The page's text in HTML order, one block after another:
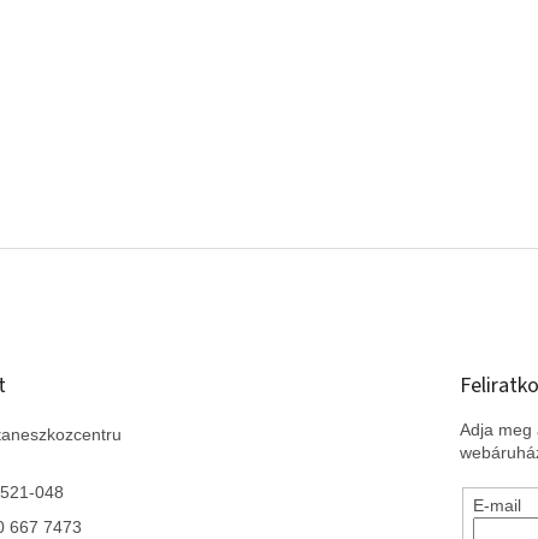
048
667 7473
Adja meg
E-mail